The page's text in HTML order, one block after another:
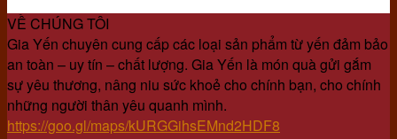
VỀ CHÚNG TÔI
Gia Yến chuyên cung cấp các loại sản phẩm từ yến đảm bảo
an toàn – uy tín – chất lượng. Gia Yến là món quà gửi gắm
sự yêu thương, nâng niu sức khoẻ cho chính bạn, cho chính
những người thân yêu quanh mình.
https://goo.gl/maps/kURGGihsEMnd2HDF8